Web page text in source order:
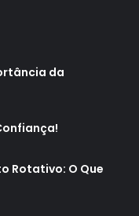
da
Rotativo: O Que